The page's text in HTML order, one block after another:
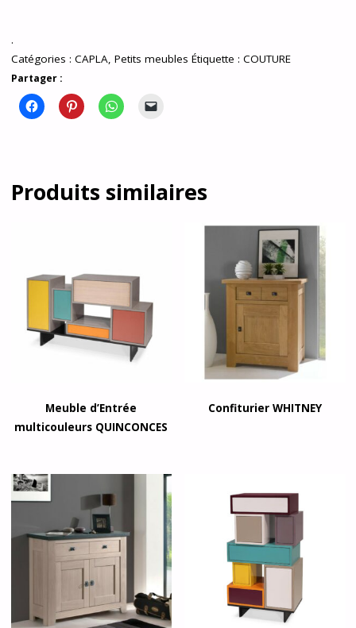
.
Catégories : CAPLA, Petits meubles Étiquette : COUTURE
Partager :
Produits similaires
Meuble d’Entrée
multicouleurs QUINCONCES
Confiturier WHITNEY